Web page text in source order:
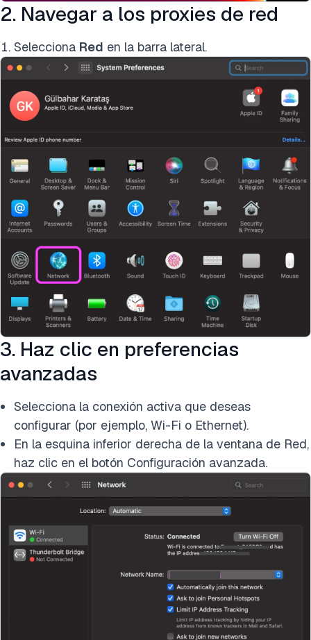
2. Navegar a los proxies de red
Selecciona Red en la barra lateral.
3. Haz clic en preferencias
avanzadas
Selecciona la conexión activa que deseas
configurar (por ejemplo, Wi-Fi o Ethernet).
En la esquina inferior derecha de la ventana de Red,
haz clic en el botón Configuración avanzada.